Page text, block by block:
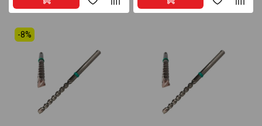
-8%